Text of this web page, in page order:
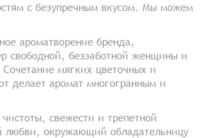
с безупречным вкусом. Мы можем
ароматворение бренда,
свободной, беззаботной женщины и
мягких цветочных и
делает аромат многогранным и
свежести и трепетной
любви, окружающий обладательницу